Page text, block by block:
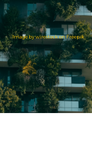
Image by wirestock on Freepik